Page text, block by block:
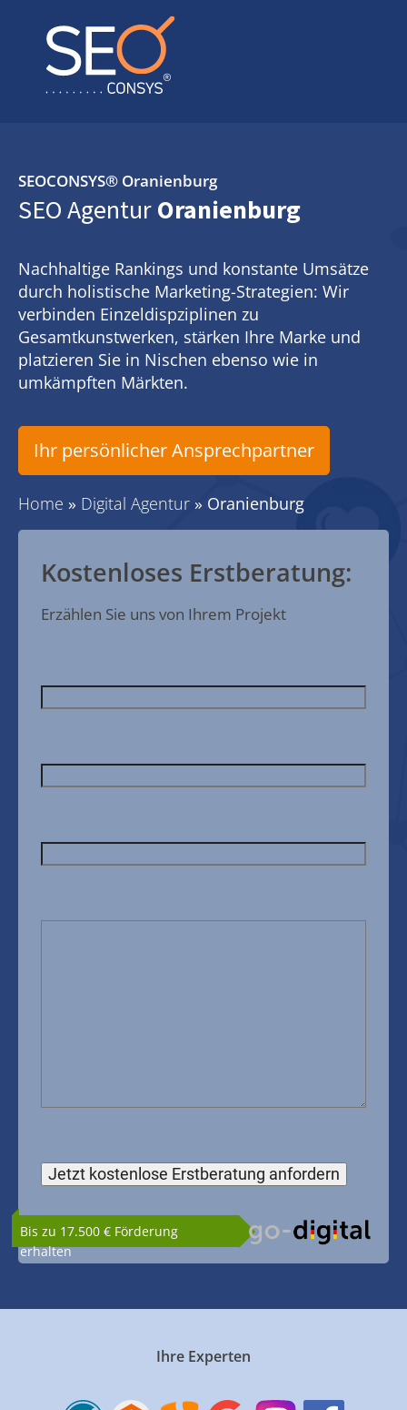
SEOCONSYS® Oranienburg
SEO AgenturOranienburg
Nachhaltige Rankings und konstante Umsätze
durch holistische Marketing-Strategien: Wir
verbinden Einzeldispziplinen zu
Gesamtkunstwerken, stärken Ihre Marke und
platzieren Sie in Nischen ebenso wie in
umkämpften Märkten.
Ihr persönlicher Ansprechpartner
Home » Digital Agentur » Oranienburg
Kostenloses Erstberatung:
Erzählen Sie uns von Ihrem Projekt
Bis zu 17.500 € Förderung
erhalten
Ihre Experten